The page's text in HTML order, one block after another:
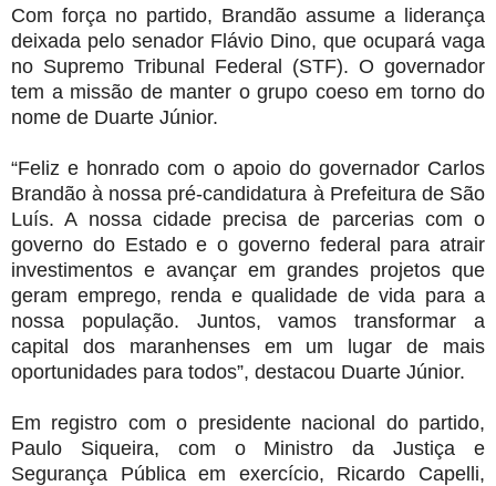
Com força no partido, Brandão assume a liderança
deixada pelo senador Flávio Dino, que ocupará vaga
no Supremo Tribunal Federal (STF). O governador
tem a missão de manter o grupo coeso em torno do
nome de Duarte Júnior.
“Feliz e honrado com o apoio do governador Carlos
Brandão à nossa pré-candidatura à Prefeitura de São
Luís. A nossa cidade precisa de parcerias com o
governo do Estado e o governo federal para atrair
investimentos e avançar em grandes projetos que
geram emprego, renda e qualidade de vida para a
nossa população. Juntos, vamos transformar a
capital dos maranhenses em um lugar de mais
oportunidades para todos”, destacou Duarte Júnior.
Em registro com o presidente nacional do partido,
Paulo Siqueira, com o Ministro da Justiça e
Segurança Pública em exercício, Ricardo Capelli,